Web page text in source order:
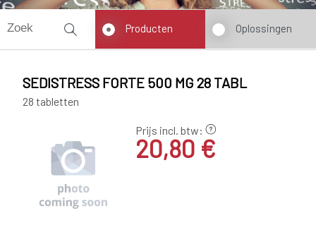
Producten Oplossingen
SEDISTRESS FORTE 500 MG 28 TABL
28 tabletten
Prijs incl. btw:
20,80 €